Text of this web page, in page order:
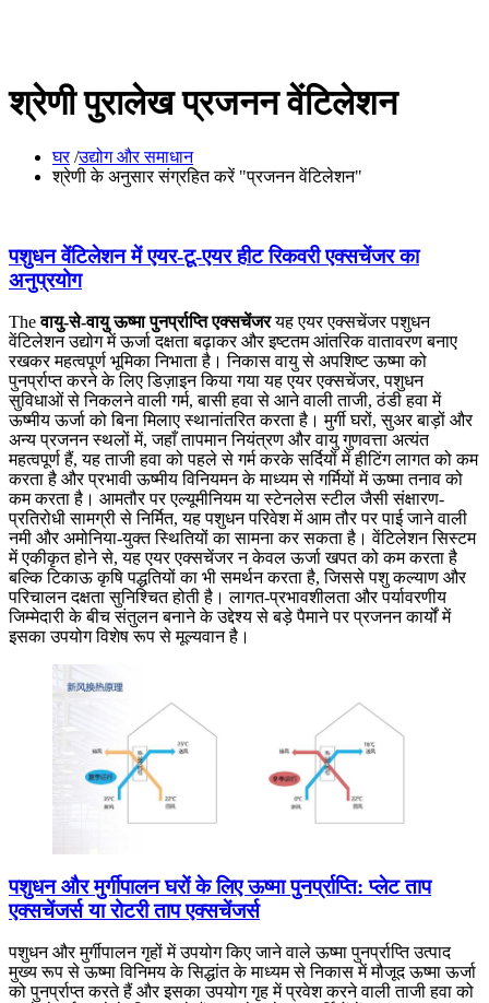
श्रेणी पुरालेख प्रजनन वेंटिलेशन
घर/उद्योग और समाधान
श्रेणी के अनुसार संग्रहित करें "प्रजनन वेंटिलेशन"
पशुधन वेंटिलेशन में एयर-टू-एयर हीट रिकवरी एक्सचेंजर का
अनुप्रयोग
Theवायु-से-वायु ऊष्मा पुनर्प्राप्ति एक्सचेंजरयह एयर एक्सचेंजर पशुधन
वेंटिलेशन उद्योग में ऊर्जा दक्षता बढ़ाकर और इष्टतम आंतरिक वातावरण बनाए
रखकर महत्वपूर्ण भूमिका निभाता है। निकास वायु से अपशिष्ट ऊष्मा को
पुनर्प्राप्त करने के लिए डिज़ाइन किया गया यह एयर एक्सचेंजर, पशुधन
सुविधाओं से निकलने वाली गर्म, बासी हवा से आने वाली ताजी, ठंडी हवा में
ऊष्मीय ऊर्जा को बिना मिलाए स्थानांतरित करता है। मुर्गी घरों, सुअर बाड़ों और
अन्य प्रजनन स्थलों में, जहाँ तापमान नियंत्रण और वायु गुणवत्ता अत्यंत
महत्वपूर्ण हैं, यह ताजी हवा को पहले से गर्म करके सर्दियों में हीटिंग लागत को कम
करता है और प्रभावी ऊष्मीय विनियमन के माध्यम से गर्मियों में ऊष्मा तनाव को
कम करता है। आमतौर पर एल्यूमीनियम या स्टेनलेस स्टील जैसी संक्षारण-
प्रतिरोधी सामग्री से निर्मित, यह पशुधन परिवेश में आम तौर पर पाई जाने वाली
नमी और अमोनिया-युक्त स्थितियों का सामना कर सकता है। वेंटिलेशन सिस्टम
में एकीकृत होने से, यह एयर एक्सचेंजर न केवल ऊर्जा खपत को कम करता है
बल्कि टिकाऊ कृषि पद्धतियों का भी समर्थन करता है, जिससे पशु कल्याण और
परिचालन दक्षता सुनिश्चित होती है। लागत-प्रभावशीलता और पर्यावरणीय
जिम्मेदारी के बीच संतुलन बनाने के उद्देश्य से बड़े पैमाने पर प्रजनन कार्यों में
इसका उपयोग विशेष रूप से मूल्यवान है।
पशुधन और मुर्गीपालन घरों के लिए ऊष्मा पुनर्प्राप्ति: प्लेट ताप
एक्सचेंजर्स या रोटरी ताप एक्सचेंजर्स
पशुधन और मुर्गीपालन गृहों में उपयोग किए जाने वाले ऊष्मा पुनर्प्राप्ति उत्पाद
मुख्य रूप से ऊष्मा विनिमय के सिद्धांत के माध्यम से निकास में मौजूद ऊष्मा ऊर्जा
को पुनर्प्राप्त करते हैं और इसका उपयोग गृह में प्रवेश करने वाली ताजी हवा को